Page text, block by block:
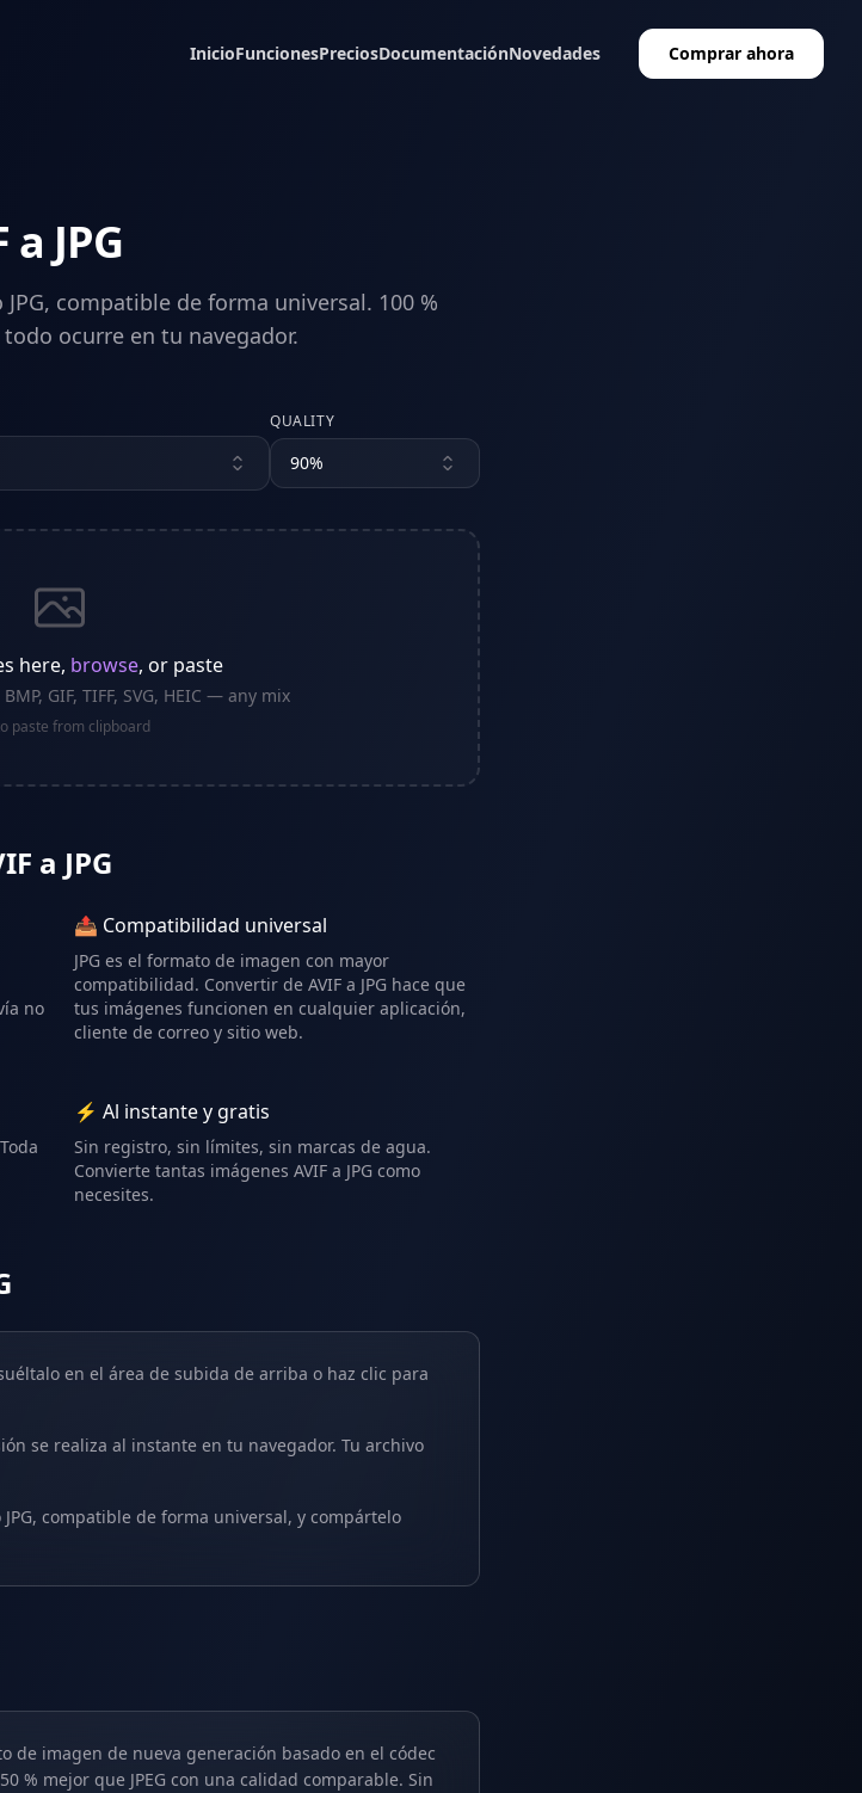
InicioFuncionesPreciosDocumentaciónNovedades Comprar ahora
JPG
compatible de forma universal. 100 %
ocurre en tu navegador.
QUALITY
90%
here, browse, or paste
BMP, GIF, TIFF, SVG, HEIC — any mix
paste from clipboard
a JPG
no
📤 Compatibilidad universal
JPG es el formato de imagen con mayor
compatibilidad. Convertir de AVIF a JPG hace que
tus imágenes funcionen en cualquier aplicación,
cliente de correo y sitio web.
⚡ Al instante y gratis
Sin registro, sin límites, sin marcas de agua.
Convierte tantas imágenes AVIF a JPG como
necesites.
en el área de subida de arriba o haz clic para
se realiza al instante en tu navegador. Tu archivo
compatible de forma universal, y compártelo
de imagen de nueva generación basado en el códec
% mejor que JPEG con una calidad comparable. Sin